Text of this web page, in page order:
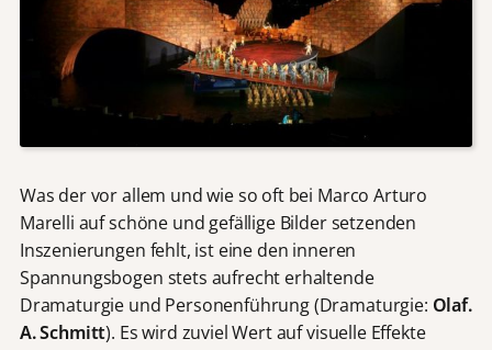
Was der vor allem und wie so oft bei Marco Arturo
Marelli auf schöne und gefällige Bilder setzenden
Inszenierungen fehlt, ist eine den inneren
Spannungsbogen stets aufrecht erhaltende
Dramaturgie und Personenführung (Dramaturgie: Olaf.
A. Schmitt). Es wird zuviel Wert auf visuelle Effekte